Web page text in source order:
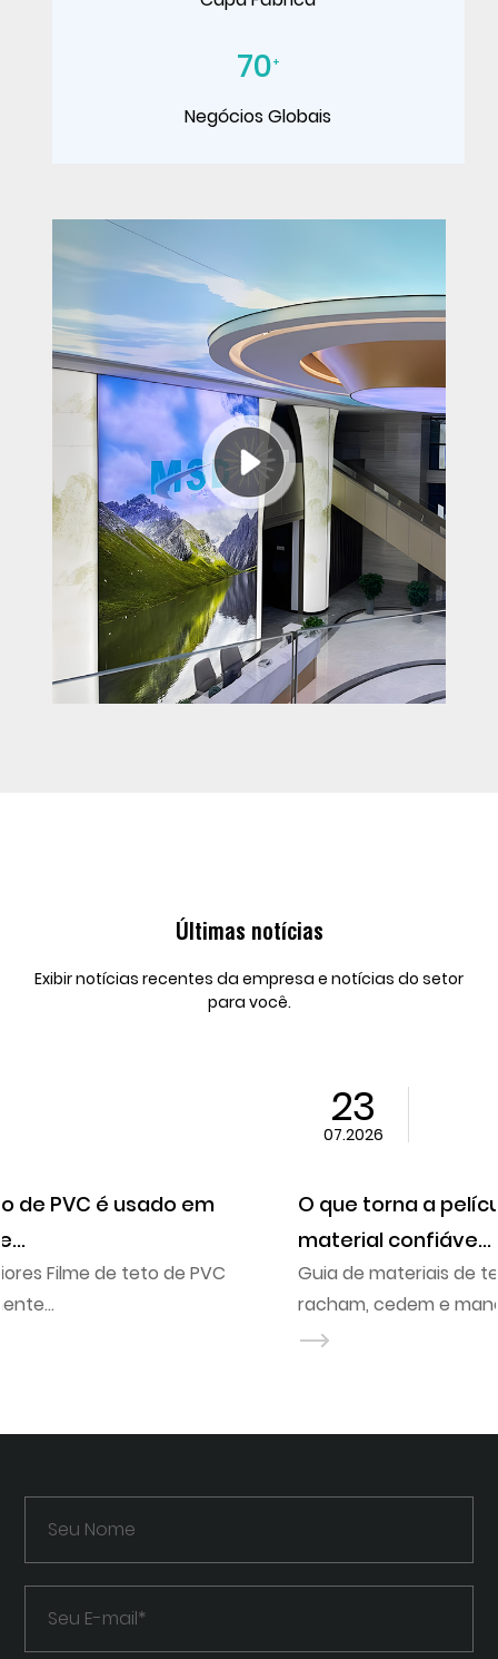
70+
Negócios Globais
Últimas notícias
Exibir notícias recentes da empresa e notícias do setor
para você.
O que torna a película de PVC para teto
Guia de materiais de teto interno Tetos de gesso
racham, cedem e mancham na primeira vez